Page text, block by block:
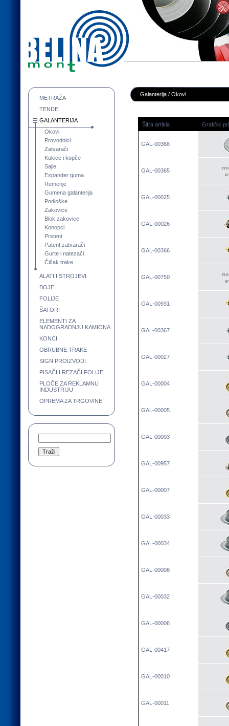
METRAŽA
TENDE
GALANTERIJA
Okovi
Provodnici
Zatvarači
Kukice i kopče
Sajle
Expander guma
Remenje
Gumena galanterija
Podloške
Zakovice
Blok zakovice
Konopci
Prsteni
Patent zatvarači
Gurte i natezači
Čičak trake
ALATI I STROJEVI
BOJE
FOLIJE
ŠATORI
ELEMENTI ZA
NADOGRADNJU KAMIONA
KONCI
OBRUBNE TRAKE
SIGN PROIZVODI
PISAČI I REZAČI FOLIJE
PLOČE ZA REKLAMNU
INDUSTRIJU
OPREMA ZA TRGOVINE
Galanterija / Okovi
Šifra artikla Grafički
GAL-00368
GAL-00365
GAL-00025
GAL-00026
GAL-00366
GAL-00750
GAL-00931
GAL-00367
GAL-00027
GAL-00004
GAL-00005
GAL-00003
GAL-00957
GAL-00007
GAL-00033
GAL-00034
GAL-00008
GAL-00032
GAL-00006
GAL-00417
GAL-00010
GAL-00011